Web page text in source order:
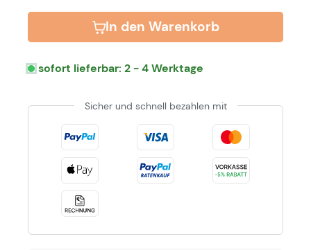
In den Warenkorb
sofort lieferbar: 2 - 4 Werktage
Sicher und schnell bezahlen mit